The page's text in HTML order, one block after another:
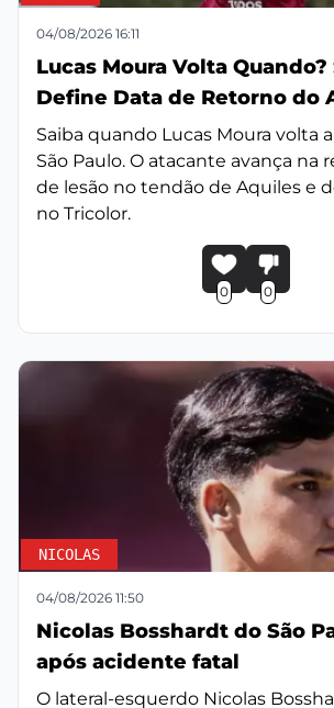
04/08/2026 16:11
Lucas Moura Volta Quando?
Define Data de Retorno do
Saiba quando Lucas Moura volta
São Paulo. O atacante avança na
de lesão no tendão de Aquiles e
no Tricolor.
0 0
NICOLAS
04/08/2026 11:50
Nicolas Bosshardt do São
após acidente fatal
O lateral-esquerdo Nicolas